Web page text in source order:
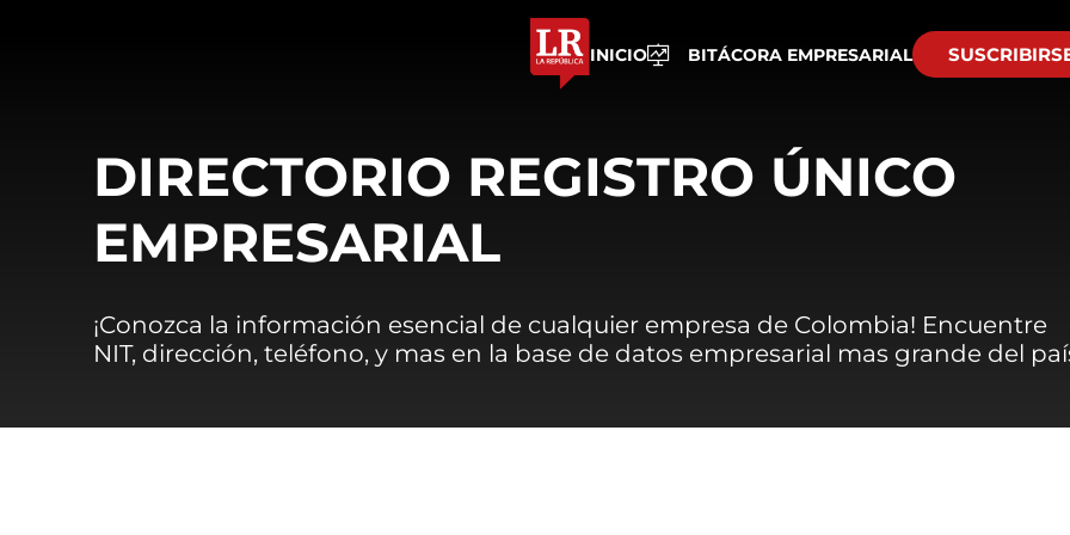
INICIO BITÁCORA EMPRESARIAL
DIRECTORIO REGISTRO ÚNICO
EMPRESARIAL
¡Conozca la información esencial de cualquier empresa de Colombia! Encuentre
NIT, dirección, teléfono, y mas en la base de datos empresarial mas grande del